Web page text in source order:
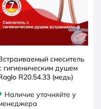
смеситель
гигиеническим душем
R20.54.33 (медь)
Наличие уточняйте у